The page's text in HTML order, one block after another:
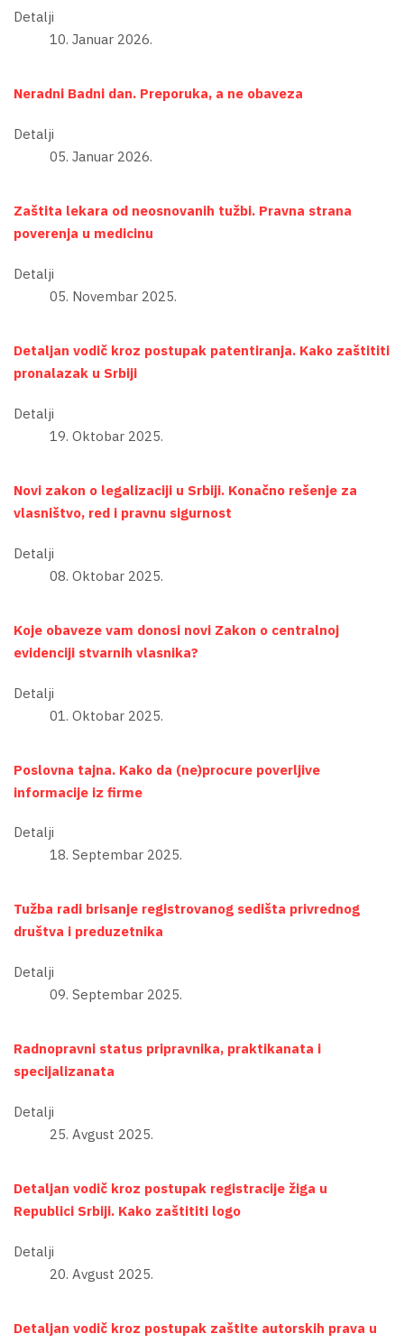
Detalji
10. Januar 2026.
Neradni Badni dan. Preporuka, a ne obaveza
Detalji
05. Januar 2026.
Zaštita lekara od neosnovanih tužbi. Pravna strana
poverenja u medicinu
Detalji
05. Novembar 2025.
Detaljan vodič kroz postupak patentiranja. Kako zaštititi
pronalazak u Srbiji
Detalji
19. Oktobar 2025.
Novi zakon o legalizaciji u Srbiji. Konačno rešenje za
vlasništvo, red i pravnu sigurnost
Detalji
08. Oktobar 2025.
Koje obaveze vam donosi novi Zakon o centralnoj
evidenciji stvarnih vlasnika?
Detalji
01. Oktobar 2025.
Poslovna tajna. Kako da (ne)procure poverljive
informacije iz firme
Detalji
18. Septembar 2025.
Tužba radi brisanje registrovanog sedišta privrednog
društva i preduzetnika
Detalji
09. Septembar 2025.
Radnopravni status pripravnika, praktikanata i
specijalizanata
Detalji
25. Avgust 2025.
Detaljan vodič kroz postupak registracije žiga u
Republici Srbiji. Kako zaštititi logo
Detalji
20. Avgust 2025.
Detaljan vodič kroz postupak zaštite autorskih prava u